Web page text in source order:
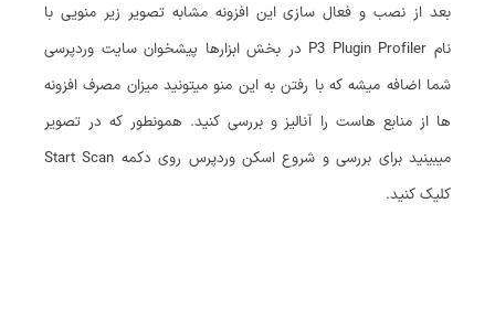
بعد از نصب و فعال سازی این افزونه مشابه تصویر زیر منویی با
نام P3 Plugin Profiler در بخش ابزارها پیشخوان سایت وردپرسی
شما اضافه میشه که با رفتن به این منو میتونید میزان مصرف افزونه
ها از منابع هاست را آنالیز و بررسی کنید. همونطور که در تصویر
میبینید برای بررسی و شروع اسکن وردپرس روی دکمه Start Scan
کلیک کنید.